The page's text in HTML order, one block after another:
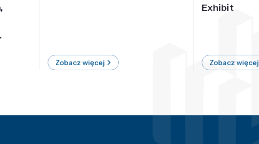
Zobacz więcej
Exhibit
Zobacz więcej